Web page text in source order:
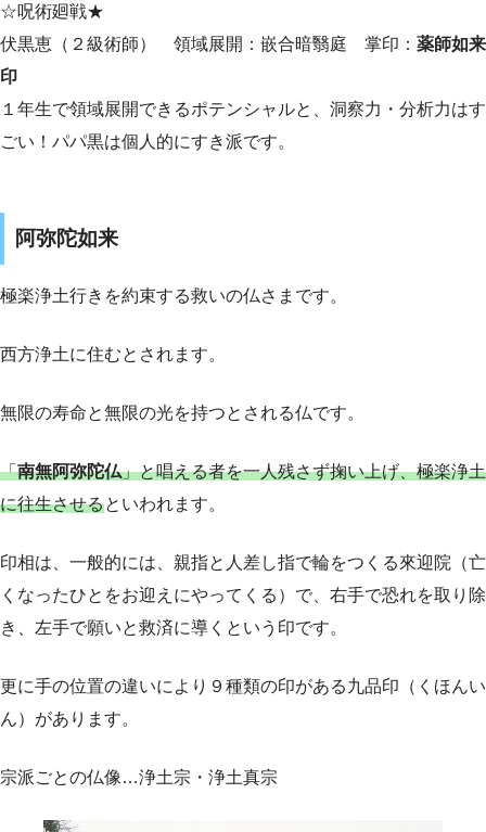
☆呪術廻戦★
伏黒恵（２級術師） 領域展開：嵌合暗翳庭 掌印： 薬師如来
印
１年生で領域展開できるポテンシャルと、洞察力・分析力はす
ごい！パパ黒は個人的にすき派です。
阿弥陀如来
極楽浄土行きを約束する救いの仏さまです。
西方浄土に住むとされます。
無限の寿命と無限の光を持つとされる仏です。
「南無阿弥陀仏」と唱える者を一人残さず掬い上げ、極楽浄土
に往生させるといわれます。
印相は、一般的には、親指と人差し指で輪をつくる來迎院（亡
くなったひとをお迎えにやってくる）で、右手で恐れを取り除
き、左手で願いと救済に導くという印です。
更に手の位置の違いにより９種類の印がある九品印（くほんい
ん）があります。
宗派ごとの仏像…浄土宗・浄土真宗